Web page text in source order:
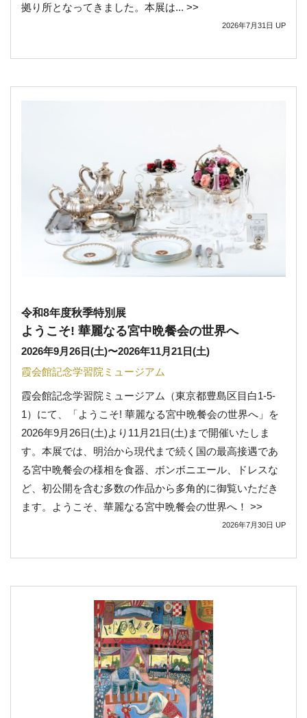
拠り所となってきました。本展は... >>
2026年7月31日 UP
令和8年度秋季特別展
ようこそ! 華麗なる宮中晩餐会の世界へ
2026年9月26日(土)〜2026年11月21日(土)
霞会館記念学習院ミュージアム
霞会館記念学習院ミュージアム（東京都豊島区目白1-5-
1）にて、「ようこそ! 華麗なる宮中晩餐会の世界へ」を
2026年9月26日(土)より11月21日(土)まで開催いたしま
す。本展では、明治から現代まで続く国の最高接遇であ
る宮中晩餐会の様相を食器、ボンボニエール、ドレスな
ど、初公開を含む多数の作品から多角的に御覧いただき
ます。ようこそ、華麗なる宮中晩餐会の世界へ！ >>
2026年7月30日 UP